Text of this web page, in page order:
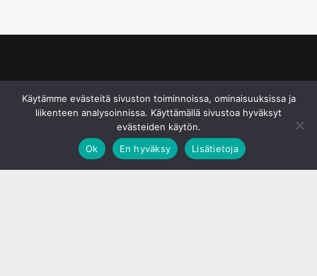
Käytämme evästeitä sivuston toiminnoissa, ominaisuuksissa ja
liikenteen analysoinnissa. Käyttämällä sivustoa hyväksyt
evästeiden käytön.
Ok
En hyväksy Lisätietoja